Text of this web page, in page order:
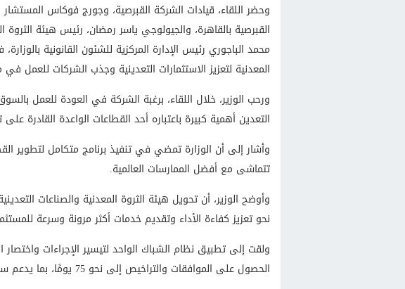
وحضر اللقاء، قيادات الشركة القبرصية، وجورج فوكاس
القبرصية بالقاهرة، والجيولوجي ياسر رمضان، رئيس هيئة الثروة
محمد الباجوري رئيس الإدارة المركزية للشئون القانونية
المعدنية لتعزيز الاستثمارات التعدينية وجذب الشركات للعمل
ورحب الوزير، خلال اللقاء، برغبة الشركة في العودة للعمل
التعدين أهمية كبيرة باعتباره أحد القطاعات الواعدة القادرة
وأشار إلى أن الوزارة تمضي في تنفيذ برنامج متكامل لتطوير
تتماشى مع أفضل الممارسات العالمية.
وأوضح الوزير، أن تحويل هيئة الثروة المعدنية والصناعات
نحو تعزيز كفاءة الأداء وتقديم خدمات أكثر مرونة وسرعة
ولقت إلى تطبيق نظام الشباك الواحد لتيسير الإجراءات
الحصول على الموافقات والتراخيص إلى نحو 75 يومًا، بما يدعم سرعة تنفيذ المشروعات الاستثمارية.